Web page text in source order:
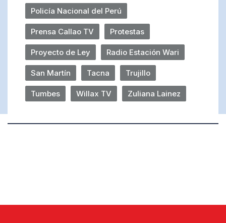
Policía Nacional del Perú
Prensa Callao TV Protestas
Proyecto de Ley Radio Estación Wari
San Martín Tacna Trujillo
Tumbes Willax TV Zuliana Lainez